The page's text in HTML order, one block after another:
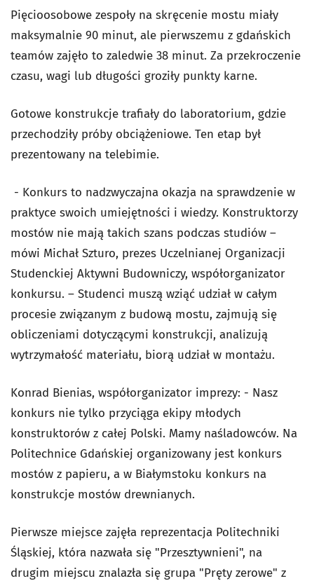
Pięcioosobowe zespoły na skręcenie mostu miały
maksymalnie 90 minut, ale pierwszemu z gdańskich
teamów zajęło to zaledwie 38 minut. Za przekroczenie
czasu, wagi lub długości groziły punkty karne.
Gotowe konstrukcje trafiały do laboratorium, gdzie
przechodziły próby obciążeniowe. Ten etap był
prezentowany na telebimie.
- Konkurs to nadzwyczajna okazja na sprawdzenie w
praktyce swoich umiejętności i wiedzy. Konstruktorzy
mostów nie mają takich szans podczas studiów –
mówi Michał Szturo, prezes Uczelnianej Organizacji
Studenckiej Aktywni Budowniczy, współorganizator
konkursu. – Studenci muszą wziąć udział w całym
procesie związanym z budową mostu, zajmują się
obliczeniami dotyczącymi konstrukcji, analizują
wytrzymałość materiału, biorą udział w montażu.
Konrad Bienias, współorganizator imprezy: - Nasz
konkurs nie tylko przyciąga ekipy młodych
konstruktorów z całej Polski. Mamy naśladowców. Na
Politechnice Gdańskiej organizowany jest konkurs
mostów z papieru, a w Białymstoku konkurs na
konstrukcje mostów drewnianych.
Pierwsze miejsce zajęła reprezentacja Politechniki
Śląskiej, która nazwała się "Przesztywnieni", na
drugim miejscu znalazła się grupa "Pręty zerowe" z